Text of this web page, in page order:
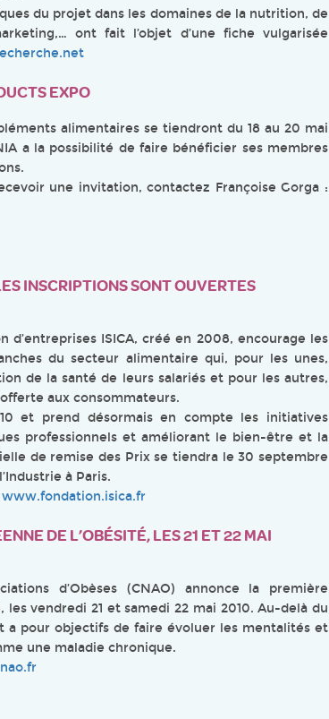
du projet dans les domaines de la nutrition, de
ont fait l’objet d’une fiche vulgarisée
EXPO
alimentaires se tiendront du 18 au 20 mai
a la possibilité de faire bénéficier ses membres
une invitation, contactez Françoise Gorga :
INSCRIPTIONS SONT OUVERTES
d’entreprises ISICA, créé en 2008, encourage les
du secteur alimentaire qui, pour les unes,
de la santé de leurs salariés et pour les autres,
aux consommateurs.
et prend désormais en compte les initiatives
professionnels et améliorant le bien-être et la
de remise des Prix se tiendra le 30 septembre
à Paris.
www.fondation.isica.fr
DE L’OBÉSITÉ, LES 21 ET 22 MAI
d’Obèses (CNAO) annonce la première
les vendredi 21 et samedi 22 mai 2010. Au-delà du
a pour objectifs de faire évoluer les mentalités et
une maladie chronique.